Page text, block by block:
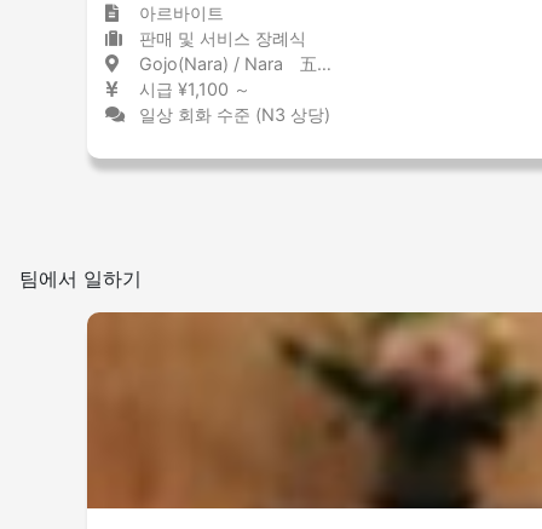
아르바이트
판매 및 서비스 장례식
Gojo(Nara) / Nara 五条(奈良) / 奈良県
시급 ¥1,100 ～
일상 회화 수준 (N3 상당)
팀에서 일하기